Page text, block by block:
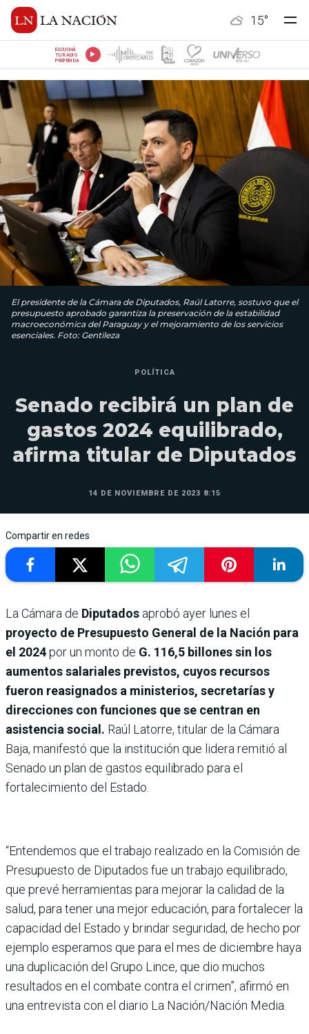
15°
ESCUCHÁ
TU RADIO
PREFERIDA
El presidente de la Cámara de Diputados, Raúl Latorre, sostuvo que el
presupuesto aprobado garantiza la preservación de la estabilidad
macroeconómica del Paraguay y el mejoramiento de los servicios
esenciales. Foto: Gentileza
POLÍTICA
Senado recibirá un plan de
gastos 2024 equilibrado,
afirma titular de Diputados
14 DE NOVIEMBRE DE 2023 8:15
Compartir en redes
La Cámara de Diputados aprobó ayer lunes el
proyecto de Presupuesto General de la Nación para
el 2024por un monto de G. 116,5 billones sin los
aumentos salariales previstos, cuyos recursos
fueron reasignados a ministerios, secretarías y
direcciones con funciones que se centran en
asistencia social. Raúl Latorre, titular de la Cámara
Baja, manifestó que la institución que lidera remitió al
Senado un plan de gastos equilibrado para el
fortalecimiento del Estado.
“Entendemos que el trabajo realizado en la Comisión de
Presupuesto de Diputados fue un trabajo equilibrado,
que prevé herramientas para mejorar la calidad de la
salud, para tener una mejor educación, para fortalecer la
capacidad del Estado y brindar seguridad, de hecho por
ejemplo esperamos que para el mes de diciembre haya
una duplicación del Grupo Lince, que dio muchos
resultados en el combate contra el crimen”, afirmó en
una entrevista con el diario La Nación/Nación Media.